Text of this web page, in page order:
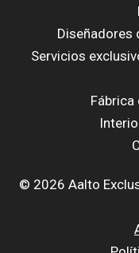
Diseñadores
Servicios
Fábrica
© 2026 Aalto